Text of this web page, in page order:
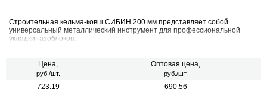
Строительная кельма-ковш СИБИН 200 мм представляет собой
универсальный металлический инструмент для профессиональной
укладки газоблоков.
Цена,
руб./шт.
Оптовая цена,
руб./шт.
723.19 690.56